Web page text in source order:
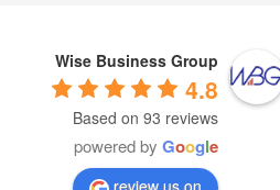
Wise Business Group
4.8
Based on 93 reviews
powered by Google